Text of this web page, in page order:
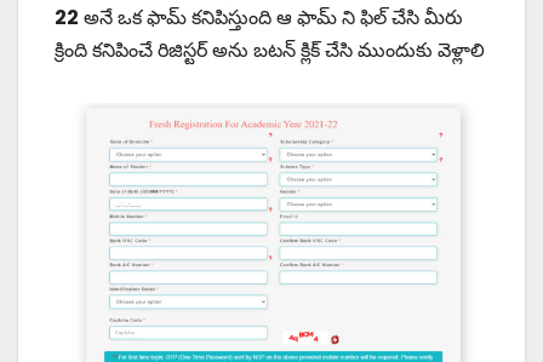
22 అనే ఒక ఫామ్ కనిపిస్తుంది ఆ ఫామ్ ని ఫిల్ చేసి మీరు
క్రింది కనిపించే రిజిస్టర్ అను బటన్ క్లిక్ చేసి ముందుకు వెళ్లాలి